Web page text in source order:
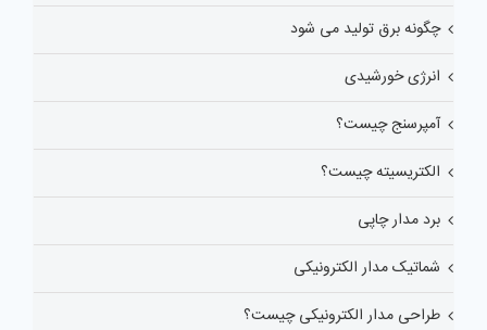
چگونه برق تولید می شود
انرژی خورشیدی
آمپرسنج چیست؟
الکتریسیته چیست؟
برد مدار چاپی
شماتیک مدار الکترونیکی
طراحی مدار الکترونیکی چیست؟